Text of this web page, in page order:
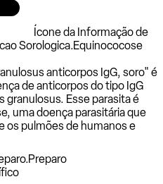
Ícone da Informação de
Sorologica.Equinococose
anticorpos IgG, soro" é
de anticorpos do tipo IgG
granulosus. Esse parasita é
uma doença parasitária que
os pulmões de humanos e
Preparo